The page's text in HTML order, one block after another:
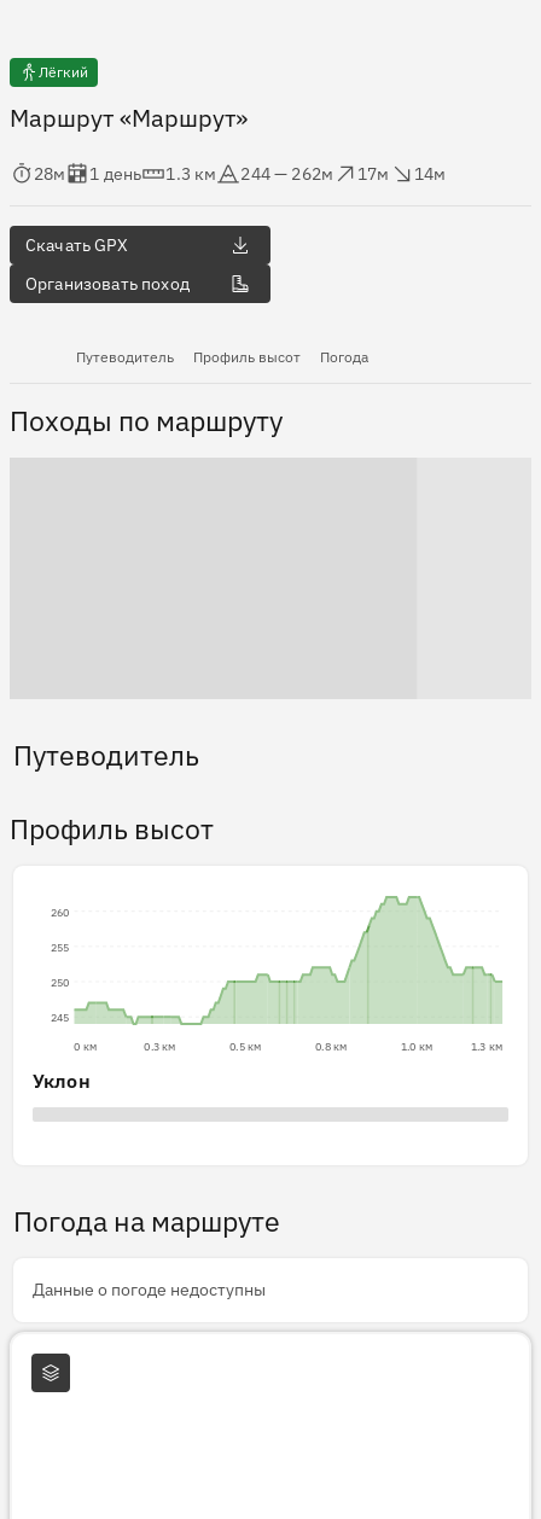
Лёгкий
Маршрут «Маршрут»
в пути
28м
Оценка в днях
1 день
Дистанция
1.3 км
Абсолютная высота
244 — 262м
17м
14м
Скачать GPX
Организовать поход
Путеводитель Профиль высот Погода
Походы по маршруту
Путеводитель
Профиль высот
245
250
255
260
0 км 0.3 км 0.5 км 0.8 км 1.0 км 1.3 км
Уклон
Погода на маршруте
Данные о погоде недоступны